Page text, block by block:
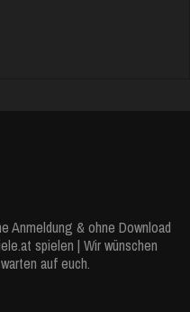
Anmeldung & ohne Download
spielen | Wir wünschen
auf euch.